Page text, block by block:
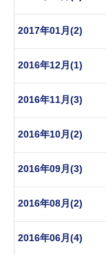
2017年01月(2)
2016年12月(1)
2016年11月(3)
2016年10月(2)
2016年09月(3)
2016年08月(2)
2016年06月(4)